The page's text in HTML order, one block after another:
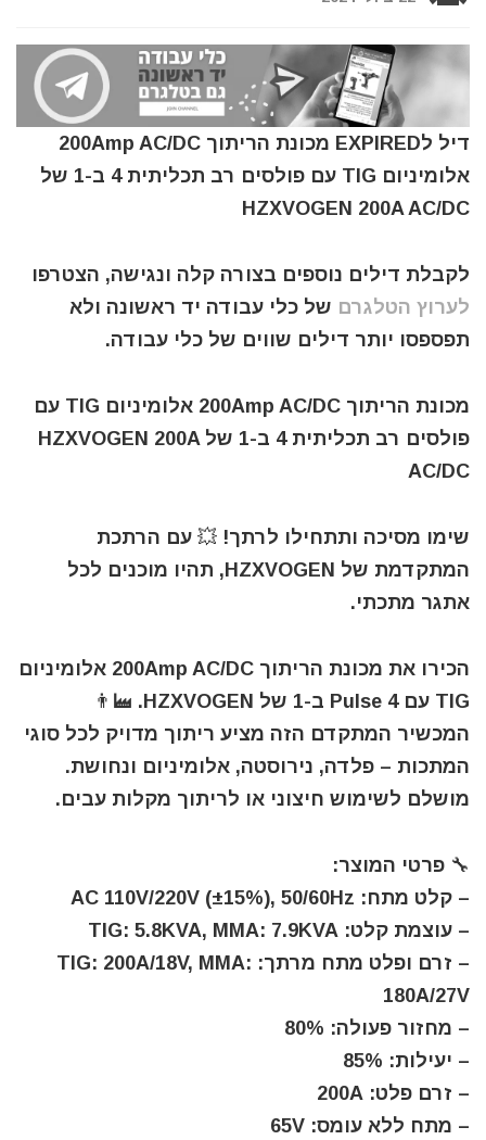
דיל לEXPIRED מכונת הריתוך 200Amp AC/DC
אלומיניום TIG עם פולסים רב תכליתית 4 ב-1 של
HZXVOGEN 200A AC/DC
לקבלת דילים נוספים בצורה קלה ונגישה, הצטרפו
לערוץ הטלגרם של כלי עבודה יד ראשונה ולא
תפספסו יותר דילים שווים של כלי עבודה.
מכונת הריתוך 200Amp AC/DC אלומיניום TIG עם
פולסים רב תכליתית 4 ב-1 של HZXVOGEN 200A
AC/DC
שימו מסיכה ותתחילו לרתך! 💥 עם הרתכת
המתקדמת של HZXVOGEN, תהיו מוכנים לכל
אתגר מתכתי.
הכירו את מכונת הריתוך 200Amp AC/DC אלומיניום
TIG עם Pulse 4 ב-1 של HZXVOGEN. 👨‍🏭
המכשיר המתקדם הזה מציע ריתוך מדויק לכל סוגי
המתכות – פלדה, נירוסטה, אלומיניום ונחושת.
מושלם לשימוש חיצוני או לריתוך מקלות עבים.
🔧 פרטי המוצר:
– קלט מתח: AC 110V/220V (±15%), 50/60Hz
– עוצמת קלט: TIG: 5.8KVA, MMA: 7.9KVA
– זרם ופלט מתח מרתך: TIG: 200A/18V, MMA:
180A/27V
– מחזור פעולה: 80%
– יעילות: 85%
– זרם פלט: 200A
– מתח ללא עומס: 65V